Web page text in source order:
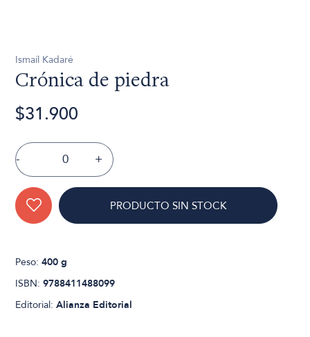
Ismaíl Kadaré
Crónica de piedra
$31.900
- +
PRODUCTO SIN STOCK
Peso:400 g
ISBN:9788411488099
Editorial:Alianza Editorial